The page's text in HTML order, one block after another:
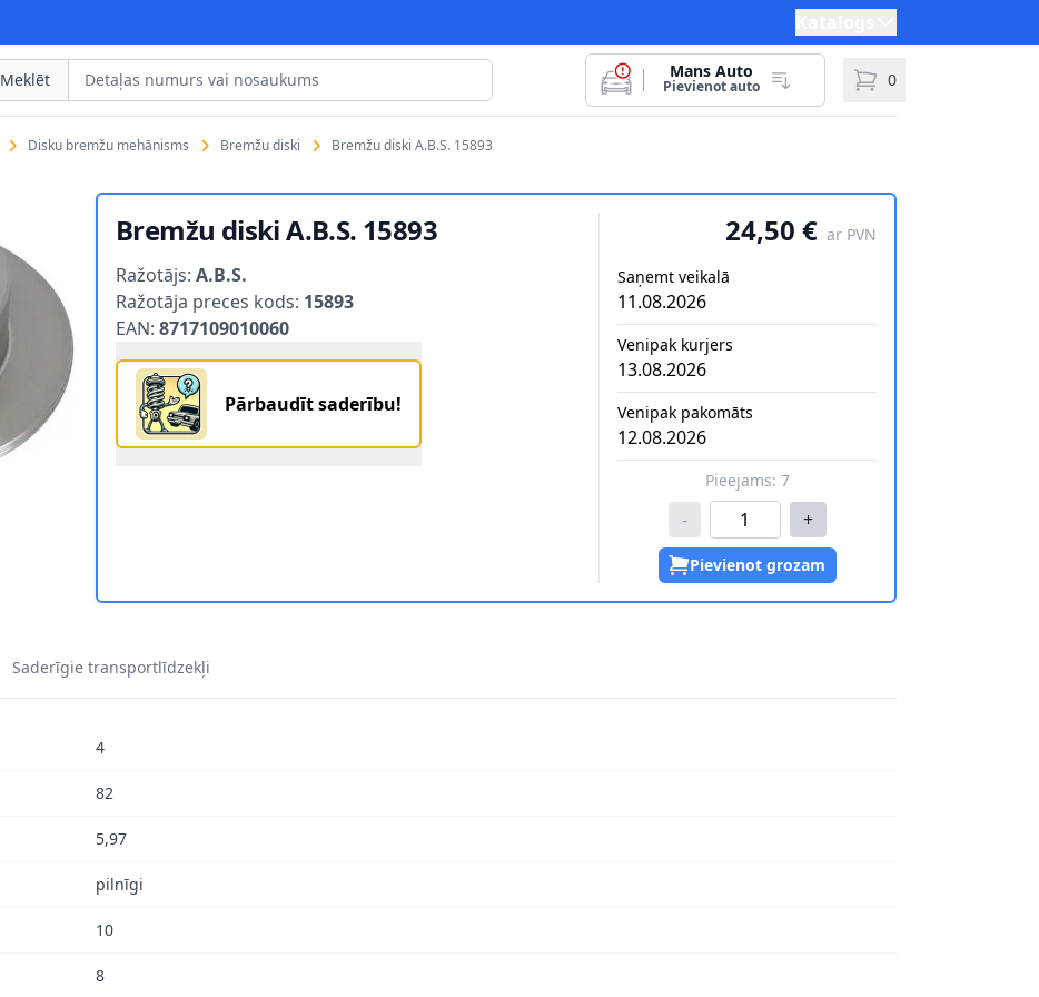
Meklēt Mans Auto
Pievienot auto 0
Disku bremžu mehānisms Bremžu diski Bremžu diski A.B.S. 15893
Bremžu diski A.B.S. 15893
Ražotājs: A.B.S.
Ražotāja preces kods: 15893
EAN: 8717109010060
Pārbaudīt saderību!
24,50 € ar PVN
Saņemt veikalā
11.08.2026
Venipak kurjers
13.08.2026
Venipak pakomāts
12.08.2026
Pieejams: 7
- +
Pievienot grozam
Saderīgie transportlīdzekļi
4
82
5,97
pilnīgi
10
8